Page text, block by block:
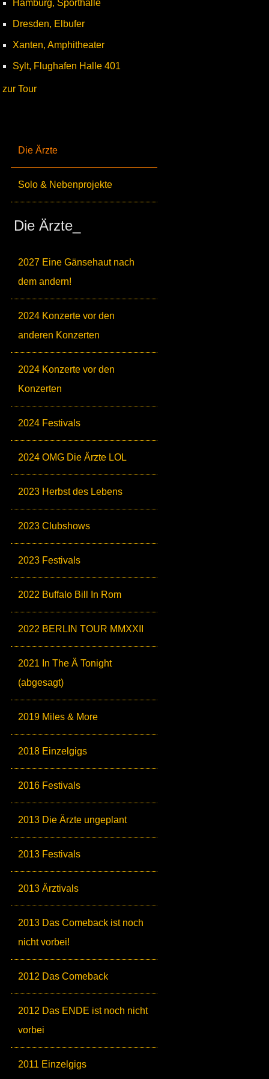
Die Ärzte
Solo & Nebenprojekte
Die Ärzte_
2027 Eine Gänsehaut nach
dem andern!
2024 Konzerte vor den
anderen Konzerten
2024 Konzerte vor den
Konzerten
2024 Festivals
2024 OMG Die Ärzte LOL
2023 Herbst des Lebens
2023 Clubshows
2023 Festivals
2022 Buffalo Bill In Rom
2022 BERLIN TOUR MMXXII
2021 In The Ä Tonight
(abgesagt)
2019 Miles & More
2018 Einzelgigs
2016 Festivals
2013 Die Ärzte ungeplant
2013 Festivals
2013 Ärztivals
2013 Das Comeback ist noch
nicht vorbei!
2012 Das Comeback
2012 Das ENDE ist noch nicht
vorbei
2011 Einzelgigs
Hamburg, Sporthalle
Dresden, Elbufer
Xanten, Amphitheater
Sylt, Flughafen Halle 401
zur Tour